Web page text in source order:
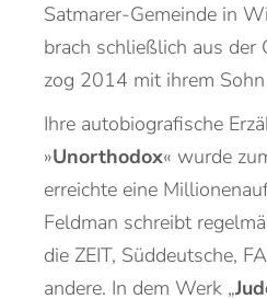
Satmarer-Gemeinde in
brach schließlich aus der
zog 2014 mit ihrem
Ihre autobiografische
»Unorthodox« wurde
erreichte eine
Feldman schreibt
die ZEIT, Süddeutsche,
andere. In dem Werk „